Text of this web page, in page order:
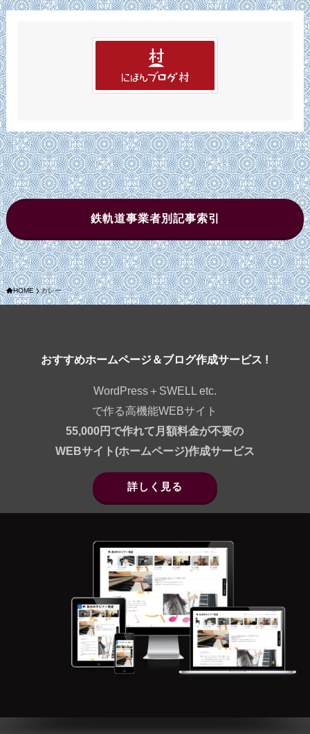
イ
鉄軌道事業者別記事索引
HOME カレー
おすすめホームページ＆ブログ作成サービス !
WordPress＋SWELL etc.
で作る高機能WEBサイト
55,000円で作れて月額料金が不要の
WEBサイト(ホームページ)作成サービス
詳しく見る